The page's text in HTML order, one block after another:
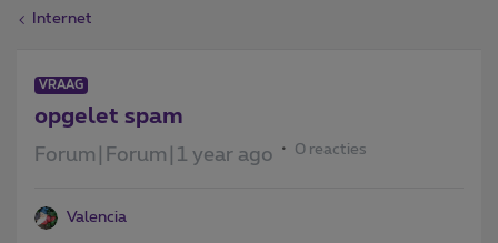
Internet
VRAAG
opgelet spam
Forum|Forum|1 year ago 0 reacties
Valencia